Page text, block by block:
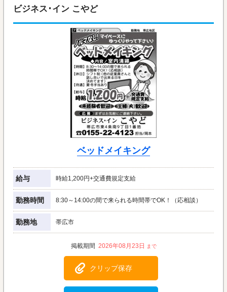
ビジネス･イン こやど
ベッドメイキング
給与 時給1,200円+交通費規定支給
勤務時間 8:30～14:00の間で来られる時間帯でOK！（応相談）
勤務地 帯広市
2026年08月23日
クリップ保存